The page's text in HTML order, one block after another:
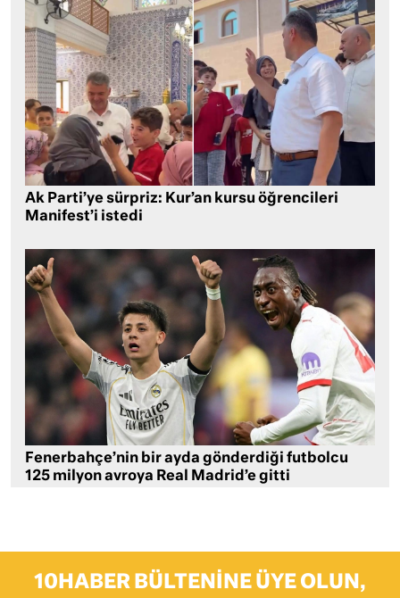
Ak Parti’ye sürpriz: Kur’an kursu öğrencileri
Manifest’i istedi
Fenerbahçe’nin bir ayda gönderdiği futbolcu
125 milyon avroya Real Madrid’e gitti
10HABER BÜLTENINE ÜYE OLUN,